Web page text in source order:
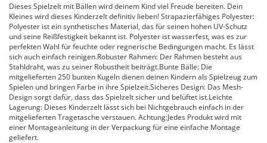
Dieses Spielzelt mit Bällen wird deinem Kind viel Freude bereiten. Dein
Kleines wird dieses Kinderzelt definitiv lieben! Strapazierfähiges Polyester:
Polyester ist ein synthetisches Material, das für seinen hohen UV-Schutz
und seine Reißfestigkeit bekannt ist. Polyester ist wasserfest, was es zur
perfekten Wahl für feuchte oder regnerische Bedingungen macht. Es lässt
sich auch einfach reinigen.Robuster Rahmen: Der Rahmen besteht aus
Stahldraht, was zu seiner Robustheit beiträgt.Bunte Bälle: Die
mitgelieferten 250 bunten Kugeln dienen deinen Kindern als Spielzeug zum
Spielen und bringen Farbe in ihre Spielzeit.Sicheres Design: Das Mesh-
Design sorgt dafür, dass das Spielzelt sicher und belüftet ist.Leichte
Lagerung: Dieses Kinderzelt lässt sich bei Nichtgebrauch einfach in der
mitgelieferten Tragetasche verstauen. Achtung:Jedes Produkt wird mit
einer Montageanleitung in der Verpackung für eine einfache Montage
geliefert.